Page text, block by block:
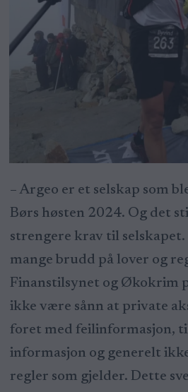
– Argeo er et selskap som
Børs høsten 2024. Og det
strengere krav til selskapet.
mange brudd på lover og
Finanstilsynet og Økokrim
ikke være sånn at private
foret med feilinformasjon,
informasjon og generelt
regler som gjelder. Dette